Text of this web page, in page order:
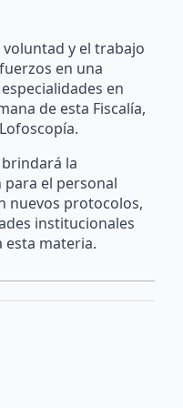
y el trabajo
en una
en
de esta Fiscalía,
la
el personal
nuevos protocolos,
institucionales
esta materia.